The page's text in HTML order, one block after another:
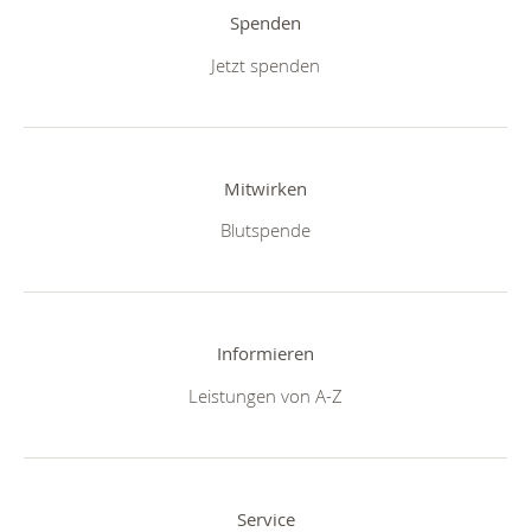
Spenden
Jetzt spenden
Mitwirken
Blutspende
Informieren
Leistungen von A-Z
Service